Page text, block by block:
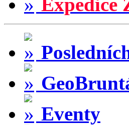
Eventy